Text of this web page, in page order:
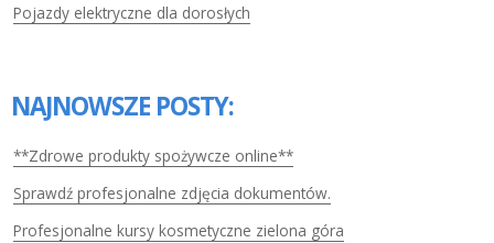
Pojazdy elektryczne dla dorosłych
NAJNOWSZE POSTY:
**Zdrowe produkty spożywcze online**
Sprawdź profesjonalne zdjęcia dokumentów.
Profesjonalne kursy kosmetyczne zielona góra